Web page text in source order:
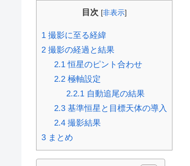
目次 [非表示]
1 撮影に至る経緯
2 撮影の経過と結果
2.1恒星のピント合わせ
2.2極軸設定
2.2.1 自動追尾の結果
2.3基準恒星と目標天体の導入
2.4撮影結果
3 まとめ